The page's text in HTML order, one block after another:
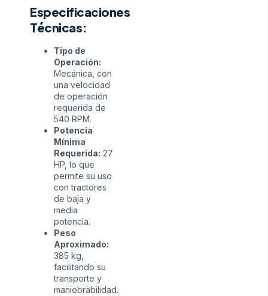
Especificaciones
Técnicas:
Tipo de
Operación:
Mecánica, con
una velocidad
de operación
requerida de
540 RPM.
Potencia
Mínima
Requerida: 27
HP, lo que
permite su uso
con tractores
de baja y
media
potencia.
Peso
Aproximado:
385 kg,
facilitando su
transporte y
maniobrabilidad.